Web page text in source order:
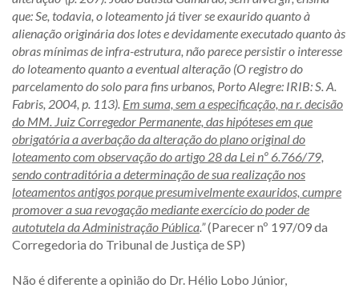
que: Se, todavia, o loteamento já tiver se exaurido quanto à
alienação originária dos lotes e devidamente executado quanto às
obras mínimas de infra-estrutura, não parece persistir o interesse
do loteamento quanto a eventual alteração (O registro do
parcelamento do solo para fins urbanos, Porto Alegre: IRIB: S. A.
Fabris, 2004, p. 113). Em suma, sem a especificação, na r. decisão
do MM. Juiz Corregedor Permanente, das hipóteses em que
obrigatória a averbação da alteração do plano original do
loteamento com observação do artigo 28 da Lei nº 6.766/79,
sendo contraditória a determinação de sua realização nos
loteamentos antigos porque presumivelmente exauridos, cumpre
promover a sua revogação mediante exercício do poder de
autotutela da Administração Pública.”(Parecer nº 197/09 da
Corregedoria do Tribunal de Justiça de SP)
Não é diferente a opinião do Dr. Hélio Lobo Júnior,